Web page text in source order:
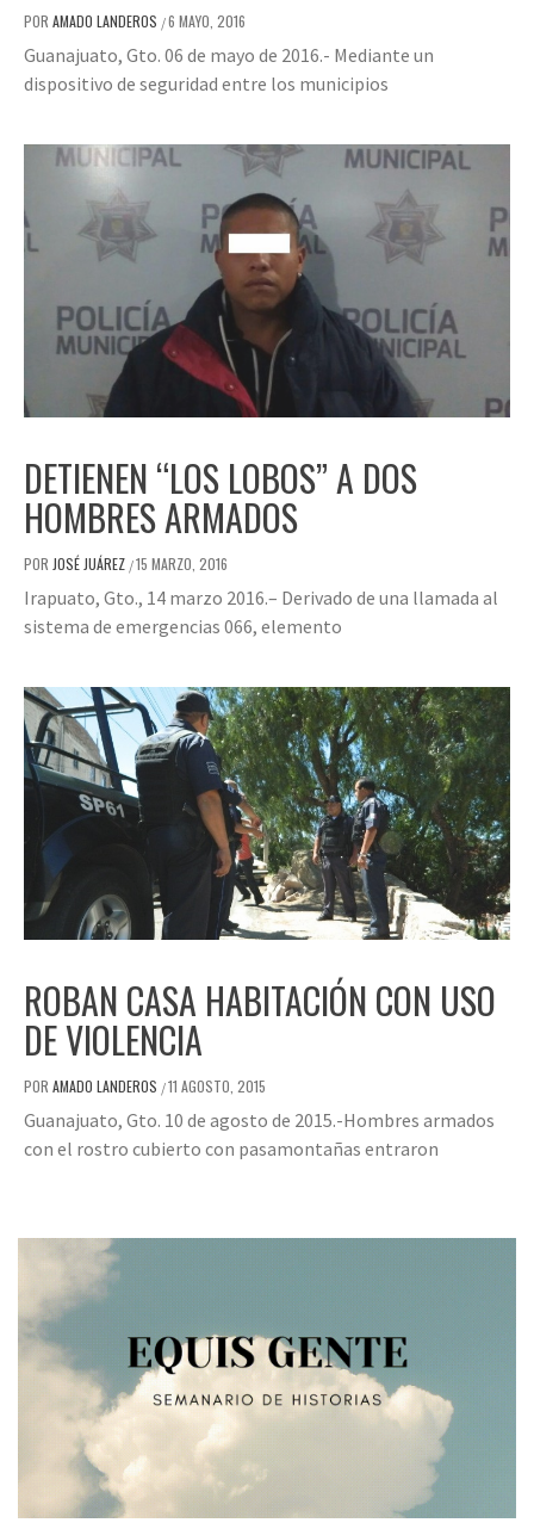
POR AMADO LANDEROS /6 MAYO, 2016
Guanajuato, Gto. 06 de mayo de 2016.- Mediante un
dispositivo de seguridad entre los municipios
DETIENEN “LOS LOBOS” A DOS
HOMBRES ARMADOS
POR JOSÉ JUÁREZ /15 MARZO, 2016
Irapuato, Gto., 14 marzo 2016.– Derivado de una llamada al
sistema de emergencias 066, elemento
ROBAN CASA HABITACIÓN CON USO
DE VIOLENCIA
POR AMADO LANDEROS /11 AGOSTO, 2015
Guanajuato, Gto. 10 de agosto de 2015.-Hombres armados
con el rostro cubierto con pasamontañas entraron